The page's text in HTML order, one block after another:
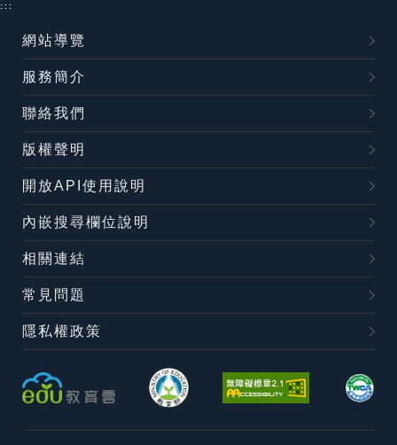
:::
網站導覽
服務簡介
聯絡我們
版權聲明
開放API使用說明
內嵌搜尋欄位說明
相關連結
常見問題
隱私權政策